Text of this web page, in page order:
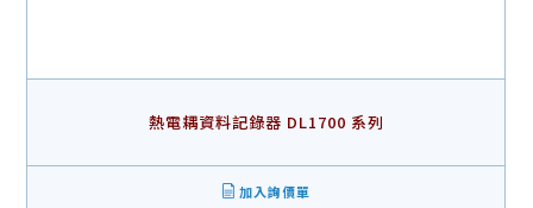
熱電耦資料記錄器 DL1700 系列
加入詢價單